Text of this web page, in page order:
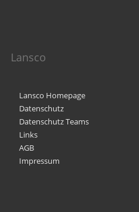
Lansco
Lansco Homepage
Datenschutz
Datenschutz Teams
Links
AGB
Impressum